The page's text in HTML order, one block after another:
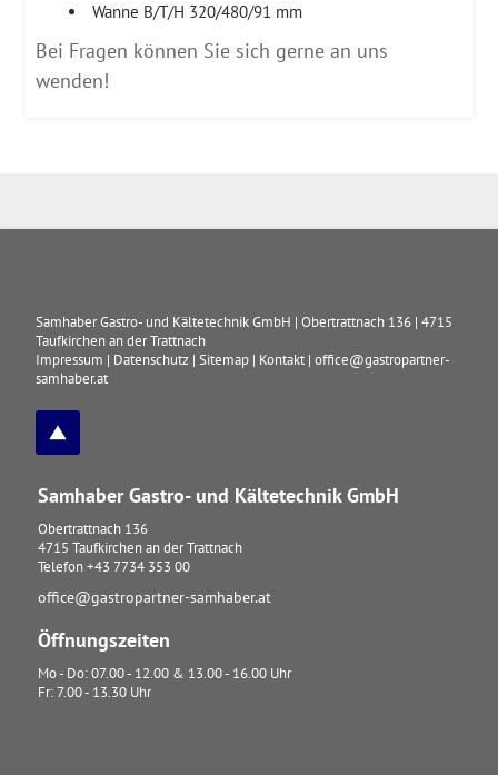
Wanne B/T/H 320/480/91 mm
Bei Fragen können Sie sich gerne an uns
wenden!
Samhaber Gastro- und Kältetechnik GmbH |Obertrattnach 136 |4715
Taufkirchen an der Trattnach
Impressum | Datenschutz |Sitemap | Kontakt |office@gastropartner-
samhaber.at
Samhaber Gastro- und Kältetechnik GmbH
Obertrattnach 136
4715 Taufkirchen an der Trattnach
Telefon +43 7734 353 00
office@gastropartner-samhaber.at
Öffnungszeiten
Mo - Do: 07.00 - 12.00 & 13.00 - 16.00 Uhr
Fr: 7.00 - 13.30 Uhr